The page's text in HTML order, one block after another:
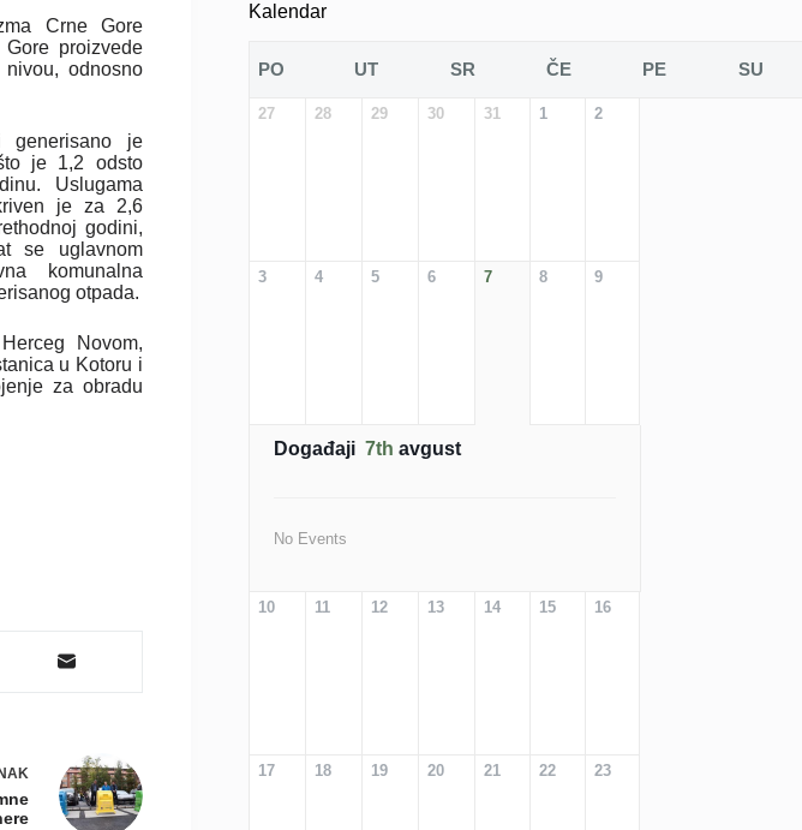
Crne Gore
proizvede
odnosno
generisano je
je 1,2 odsto
Uslugama
je za 2,6
godini,
se uglavnom
komunalna
otpada.
Novom,
u Kotoru i
za obradu
Kalendar
PO UT SR ČE PE SU
27 28 29 30 31 1 2
3 4 5 6 7 8 9
Događaji 7th avgust
No Events
10 11 12 13 14 15 16
17 18 19 20 21 22 23